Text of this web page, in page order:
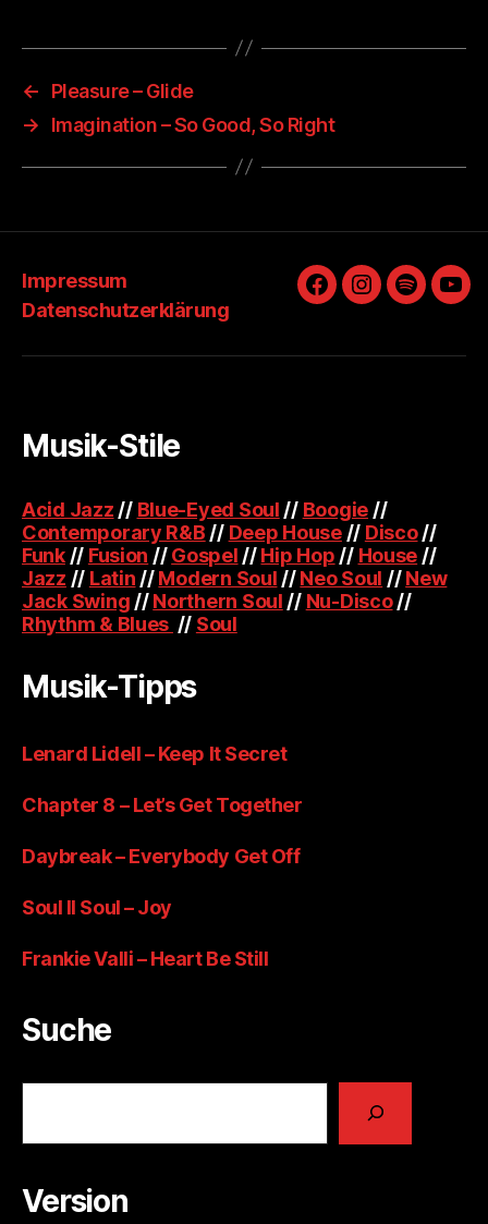
←
Pleasure – Glide
→
Imagination – So Good, So Right
Impressum
Datenschutzerklärung
FacebookInstagram
Spotify
Musik-Stile
Acid Jazz // Blue-Eyed Soul // Boogie //
Contemporary R&B // Deep House// Disco//
Funk// Fusion //Gospel //Hip Hop // House //
Jazz // Latin //Modern Soul //Neo Soul //New
Jack Swing //Northern Soul // Nu-Disco//
Rhythm & Blues // Soul
Musik-Tipps
Lenard Lidell – Keep It Secret
Chapter 8 – Let’s Get Together
Daybreak – Everybody Get Off
Soul II Soul – Joy
Frankie Valli – Heart Be Still
Suche
Version